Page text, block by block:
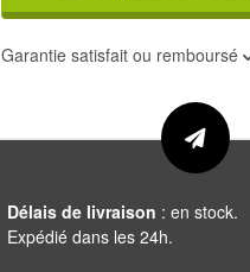
Garantie satisfait ou remboursé
Délais de livraison : en stock.
Expédié dans les 24h.